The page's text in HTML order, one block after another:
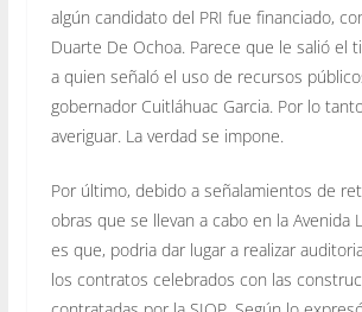
algún candidato del PRI fue financiado,
Duarte De Ochoa. Parece que le salió el
a quien señaló el uso de recursos
gobernador Cuitláhuac Garcia. Por lo
averiguar. La verdad se impone.
Por último, debido a señalamientos de
obras que se llevan a cabo en la Avenida
es que, podria dar lugar a realizar
los contratos celebrados con las